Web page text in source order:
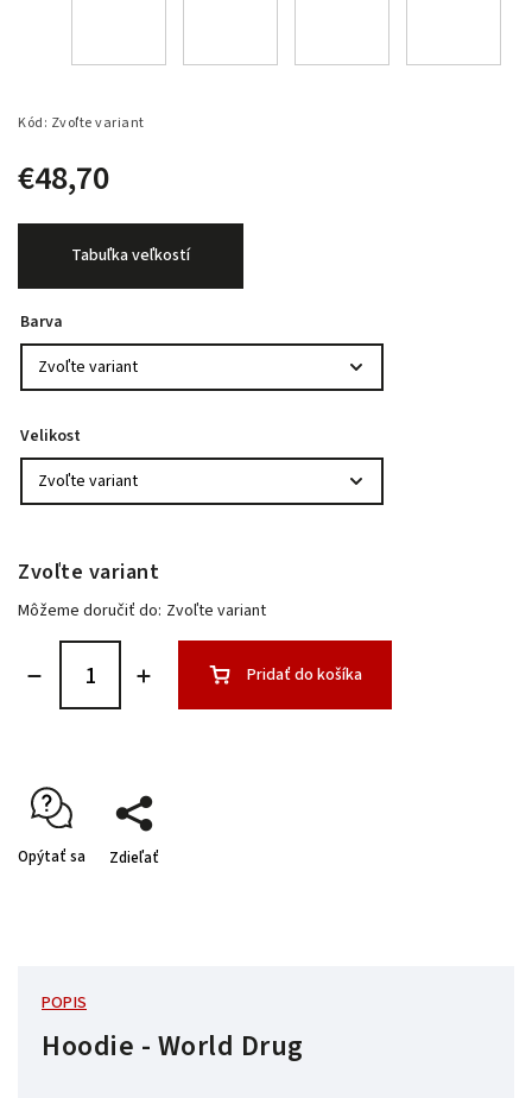
Kód: Zvoľte variant
€48,70
Tabuľka veľkostí
Barva
Velikost
Zvoľte variant
Môžeme doručiť do: Zvoľte variant
Pridať do košíka
Opýtať sa Zdieľať
POPIS
Hoodie - World Drug